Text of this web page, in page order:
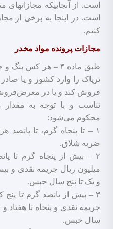
است. از آنجاییکه
است. در اینجا به برخی از
کنیم.
مجازات پرونده مواد مخدر
طبق ماده ۴ – هر
تریاک را وارد کشور و یا صادر
فروش کند و یا در
تناسب و با توجه به مقدار
محکوم می‌شود:
۱ – تا پنجاه گرم، تا پانصد
ضربه شلاق.
۲ – بیش از پنجاه گرم تا
میلیون ریال جریمه نقدی و
و یک تا پنج سال حبس.
۳ – بیش از پانصد گرم تا پنج
جریمه نقدی و پنجاه تا هفتاد
سال حبس.